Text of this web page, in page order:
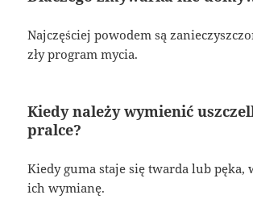
Najczęściej powodem są
zły program mycia.
Kiedy należy wymienić
pralce?
Kiedy guma staje się twarda lub pęka,
ich wymianę.